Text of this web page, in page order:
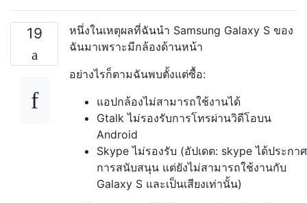
19
หนึ่งในเหตุผลที่ฉันนำ Samsung Galaxy S ของ
ฉันมาเพราะมีกล้องด้านหน้า
อย่างไรก็ตามฉันพบตั้งแต่ซื้อ:
แอปกล้องไม่สามารถใช้งานได้
Gtalk ไม่รองรับการโทรผ่านวิดีโอบน
Android
Skype ไม่รองรับ (อัปเดต: skype ได้ประกาศ
การสนับสนุน แต่ยังไม่สามารถใช้งานกับ
Galaxy S และเป็นเสียงเท่านั้น)